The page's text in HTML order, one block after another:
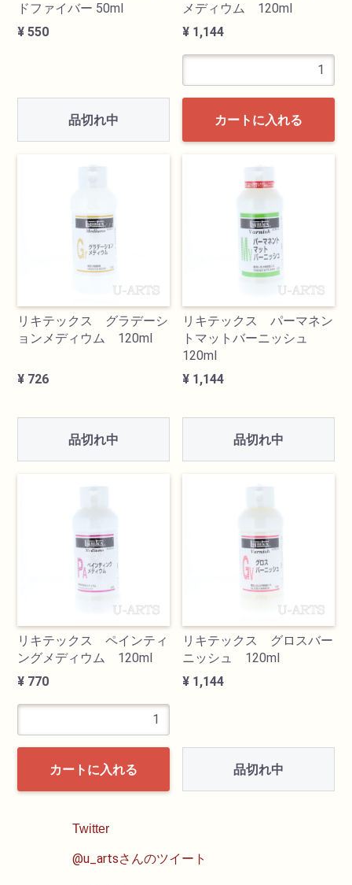
Twitter
@u_artsさんのツイート
ドファイバー 50ml
¥ 550
品切れ中
メディウム 120ml
¥ 1,144
カートに入れる
リキテックス グラデーシ
ョンメディウム 120ml
¥ 726
品切れ中
リキテックス パーマネン
トマットバーニッシュ
120ml
¥ 1,144
品切れ中
リキテックス ペインティ
ングメディウム 120ml
¥ 770
カートに入れる
リキテックス グロスバー
ニッシュ 120ml
¥ 1,144
品切れ中